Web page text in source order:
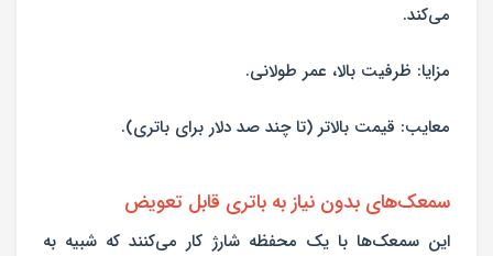
می‌کند.
مزایا: ظرفیت بالا، عمر طولانی.
معایب: قیمت بالاتر (تا چند صد دلار برای باتری).
سمعک‌های بدون نیاز به باتری قابل تعویض
این سمعک‌ها با یک محفظه شارژ کار می‌کنند که شبیه به